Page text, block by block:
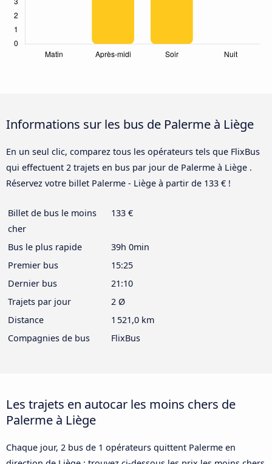
Informations sur les bus de Palerme à Liège
En un seul clic, comparez tous les opérateurs tels que FlixBus
qui effectuent 2 trajets en bus par jour de Palerme à Liège .
Réservez votre billet Palerme - Liège à partir de 133 € !
Billet de bus le moins
cher
133 €
Bus le plus rapide
39h 0min
Premier bus
15:25
Dernier bus
21:10
Trajets par jour
2 Ø
Distance
1 521,0 km
Compagnies de bus
FlixBus
Les trajets en autocar les moins chers de
Palerme à Liège
Chaque jour, 2 bus de 1 opérateurs quittent Palerme en